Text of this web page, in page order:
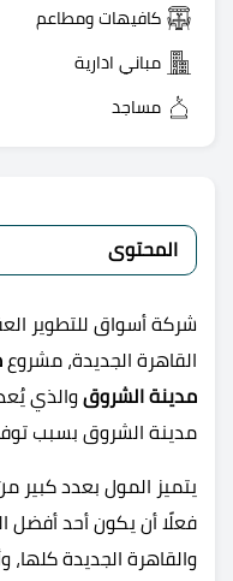
كافيهات ومطاعم
مباني ادارية
مساجد
المحتوى
شركة أسواق للتطوير
القاهرة الجديدة، مشروع
مدينة الشروق والذي
مدينة الشروق بسبب
يتميز المول بعدد كبير
فعلًا أن يكون أحد أفضل
والقاهرة الجديدة كلها،